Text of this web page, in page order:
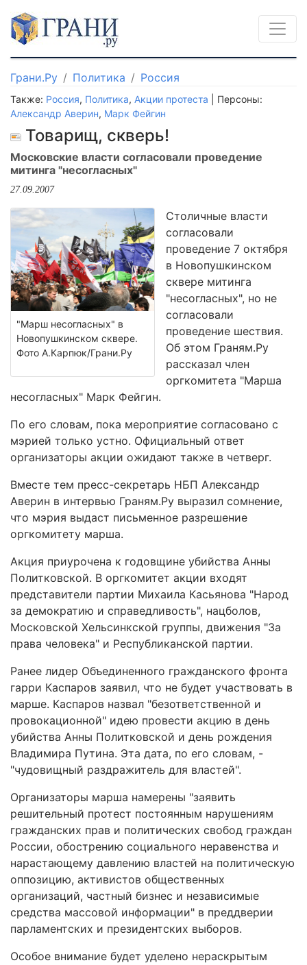
Грани.Ру Политика Россия
Также: Россия, Политика, Акции протеста | Персоны:
Александр Аверин, Марк Фейгин
Товарищ, скверь!
Московские власти согласовали проведение
митинга "несогласных"
27.09.2007
"Марш несогласных" в
Новопушкинском сквере.
Фото А.Карпюк/Грани.Ру
Столичные власти
согласовали
проведение 7 октября
в Новопушкинском
сквере митинга
"несогласных", но не
согласовали
проведение шествия.
Об этом Граням.Ру
рассказал член
оргкомитета "Марша
несогласных" Марк Фейгин.
По его словам, пока мероприятие согласовано с
мэрией только устно. Официальный ответ
организаторы акции ожидают также в четверг.
Вместе тем пресс-секретарь НБП Александр
Аверин в интервью Граням.Ру выразил сомнение,
что мэрия выдаст письменное разрешение
оргкомитету марша.
Акция приурочена к годовщине убийства Анны
Политковской. В оргкомитет акции входят
представители партии Михаила Касьянова "Народ
за демократию и справедливость", нацболов,
Московской Хельсинкской группы, движения "За
права человека" и Республиканской партии.
Ранее лидер Объединенного гражданского фронта
гарри Каспаров заявил, что не будет участвовать в
марше. Каспаров назвал "безответственной и
провокационной" идею провести акцию в день
убийства Анны Политковской и день рождения
Владимира Путина. Эта дата, по его словам, -
"чудовищный раздражитель для властей".
Организаторы марша намерены "заявить
решительный протест постоянным нарушениям
гражданских прав и политических свобод граждан
России, обострению социального неравенства и
нарастающему давлению властей на политическую
оппозицию, активистов общественных
организаций, частный бизнес и независимые
средства массовой информации" в преддверии
парламентских и президентских выборов.
Особое внимание будет уделено нераскрытым